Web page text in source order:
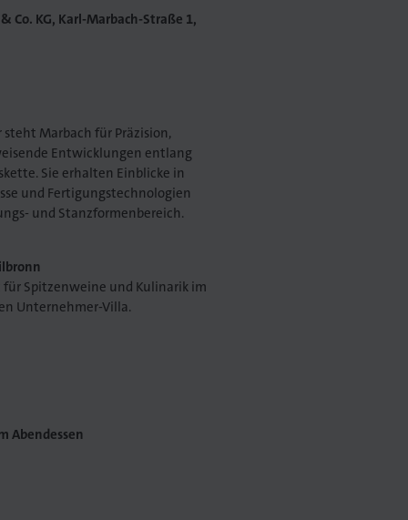
Co. KG, Karl-Marbach-Straße 1,
Marbach für Präzision,
Entwicklungen entlang
Sie erhalten Einblicke in
und Fertigungstechnologien
und Stanzformenbereich.
Spitzenweine und Kulinarik im
Unternehmer-Villa.
Abendessen